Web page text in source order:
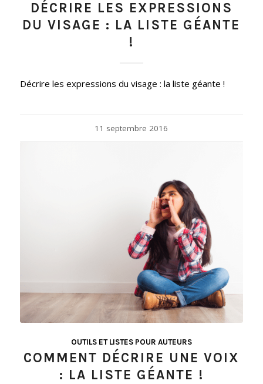
DÉCRIRE LES EXPRESSIONS
DU VISAGE : LA LISTE GÉANTE
!
Décrire les expressions du visage : la liste géante !
11 septembre 2016
OUTILS ET LISTES POUR AUTEURS
COMMENT DÉCRIRE UNE VOIX
: LA LISTE GÉANTE !